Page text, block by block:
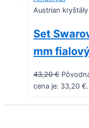
Austrian kryštály
Set
mm
43,20€
cena je: 33,20 €.